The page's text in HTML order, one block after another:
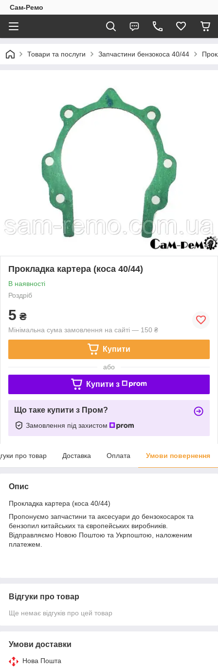
Сам-Ремо
Товари та послуги Запчастини бензокоса 40/44
Прокладка картера (коса 40/44)
В наявності
Роздріб
5 ₴
Мінімальна сума замовлення на сайті — 150 ₴
Купити
або
Купити з
Що таке купити з Пром?
Замовлення під захистом
про товар Доставка Оплата Умови повернення
Опис
Прокладка картера (коса 40/44)
Пропонуємо запчастини та аксесуари до бензокосарок та
бензопил китайських та європейських виробників.
Відправляємо Новою Поштою та Укрпоштою, наложеним
платежем.
Відгуки про товар
Ще немає відгуків про цей товар
Умови доставки
Нова Пошта